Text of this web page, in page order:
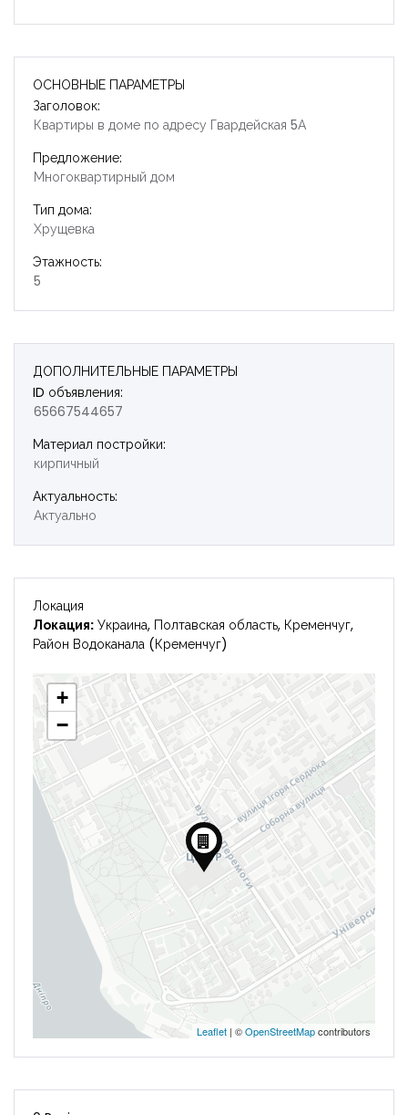
ОСНОВНЫЕ ПАРАМЕТРЫ
Заголовок:
Квартиры в доме по адресу Гвардейская 5А
Предложение:
Многоквартирный дом
Тип дома:
Хрущевка
Этажность:
5
ДОПОЛНИТЕЛЬНЫЕ ПАРАМЕТРЫ
ID объявления:
65667544657
Материал постройки:
кирпичный
Актуальность:
Актуально
Локация
Локация: Украина, Полтавская область, Кременчуг,
Район Водоканала (Кременчуг)
+
−
Leaflet | ©OpenStreetMapcontributors